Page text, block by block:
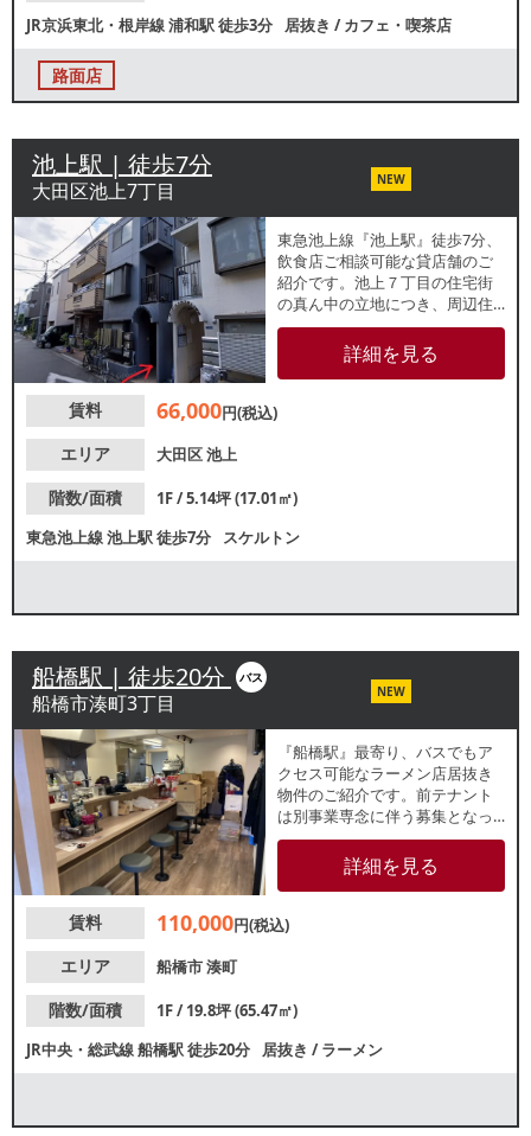
JR京浜東北・根岸線浦和駅徒歩3分 居抜き /カフェ・喫茶店
路面店
池上駅 | 徒歩7分
大田区池上7丁目 NEW
東急池上線『池上駅』徒歩7分、
飲食店ご相談可能な貸店舗のご
紹介です。池上７丁目の住宅街
の真ん中の立地につき、周辺住
民を対象にした教室やサービス
店、作業場などの出店におすす
めです。ご興味のあるお客浅様
詳細を見る
賃料 66,000円(税込)
エリア
大田区池上
階数/面積
1F / 5.14坪 (17.01㎡)
東急池上線池上駅徒歩7分 スケルトン
船橋駅 | 徒歩20分 バス
船橋市湊町3丁目 NEW
『船橋駅』最寄り、バスでもア
クセス可能なラーメン店居抜き
物件のご紹介です。前テナント
は別事業専念に伴う募集となっ
ており、未営業。造作設備は新
古品となっております。周辺に
は住宅地に加え、市役所や自動
の日常利用をはじめ、施設利用
詳細を見る
賃料 110,000円(税込)
エリア
船橋市湊町
階数/面積
1F / 19.8坪 (65.47㎡)
JR中央・総武線船橋駅徒歩20分 居抜き /ラーメン